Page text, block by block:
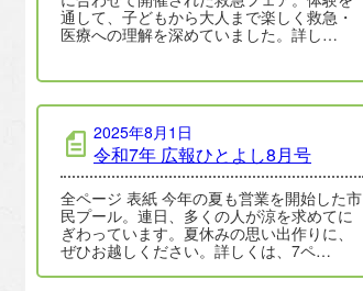
通して、子どもから大人まで楽しく救急・
医療への理解を深めていました。詳し…
2025年8月1日
令和7年 広報ひとよし8月号
全ページ 表紙 今年の夏も営業を開始した市
民プール。連日、多くの人が涼を求めてに
ぎわっています。夏休みの思い出作りに、
ぜひお越しください。詳しくは、7ペ…